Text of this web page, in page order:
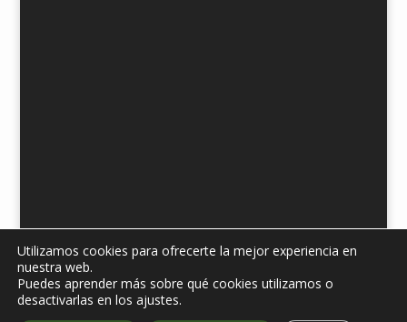
Diseñado poriNova Cloud. 2019 © Todos los derechos
Utilizamos cookies para ofrecerte la mejor experiencia en
nuestra web.
Puedes aprender más sobre qué cookies utilizamos o
desactivarlas en los ajustes.